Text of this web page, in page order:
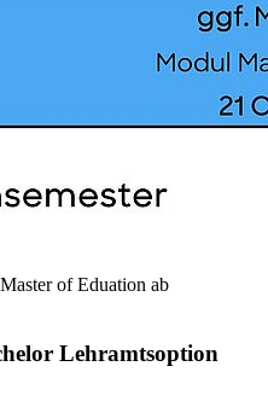
of Eduation ab
Lehramtsoption